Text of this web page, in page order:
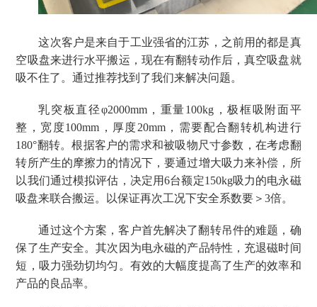
这次客户是来自于工业强省的江苏，之前用的都是真
空吸盘来进行水平搬运，现在有翻转动作后，真空吸盘就
吸不住了。通过推荐找到了我们来解决问题。
乳突板直径φ2000mm，重量100kg，极框吸附面平
整，宽度100mm，厚度20mm，需要配合翻转机构进行
180°翻转。根据客户的需求和被吸物尺寸参数，在考虑翻
转所产生的摩擦力的情况下，要通过增大吸力来补偿，所
以我们通过模拟评估，决定用6台额定150kg吸力的电永磁
吸盘来联合搬运。以保证再次工况下安全系数要＞3倍。
通过这个方案，客户首先解决了翻转吊件的难题，确
保了生产安全。其次因为电永磁的产品特性，充退磁时间
短，吸力强劲切均匀。有效的大幅度提高了生产的效率和
产品的良品率。